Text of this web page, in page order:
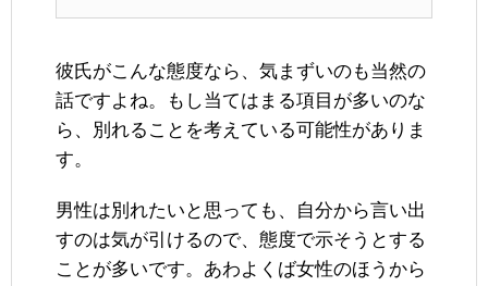
彼氏がこんな態度なら、気まずいのも当然の
話ですよね。もし当てはまる項目が多いのな
ら、別れることを考えている可能性がありま
す。
男性は別れたいと思っても、自分から言い出
すのは気が引けるので、態度で示そうとする
ことが多いです。あわよくば女性のほうから